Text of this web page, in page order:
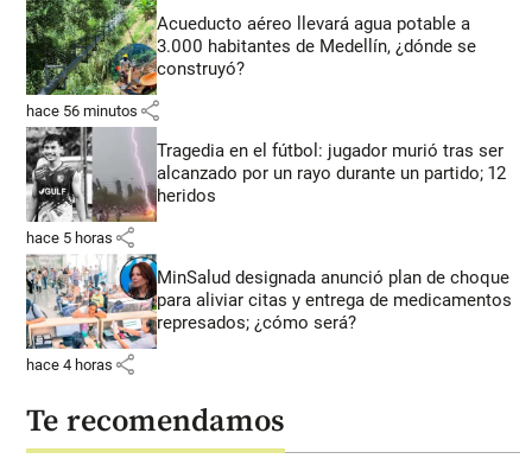
Acueducto aéreo llevará agua potable a
3.000 habitantes de Medellín, ¿dónde se
construyó?
hace 56 minutos share
Tragedia en el fútbol: jugador murió tras ser
alcanzado por un rayo durante un partido; 12
heridos
hace 5 horas share
MinSalud designada anunció plan de choque
para aliviar citas y entrega de medicamentos
represados; ¿cómo será?
hace 4 horas share
Te recomendamos